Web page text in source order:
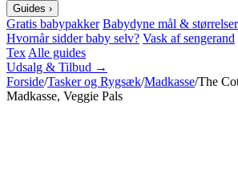
Guides ›
Gratis babypakker Babydyne mål & størrelser
Hvornår sidder baby selv? Vask af sengerand
Tex Alle guides
Udsalg & Tilbud →
Forside/Tasker og Rygsæk/Madkasse/The
Madkasse, Veggie Pals